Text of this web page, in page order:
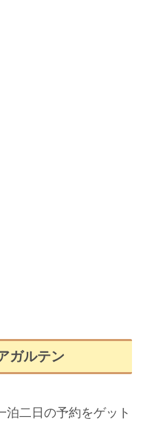
ガルテン
泊二日の予約をゲット